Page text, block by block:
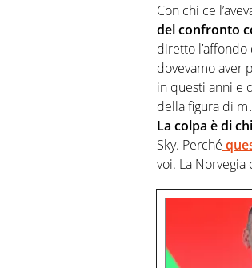
Con chi ce
del confronto
diretto l’affondo
dovevamo aver
in questi anni e
della figura di
La colpa è di
Sky. Perché
voi. La Norvegia